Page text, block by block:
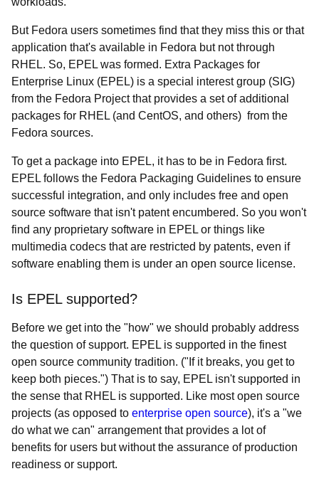
But Fedora users sometimes find that they miss this or that
application that's available in Fedora but not through
RHEL. So, EPEL was formed. Extra Packages for
Enterprise Linux (EPEL) is a special interest group (SIG)
from the Fedora Project that provides a set of additional
packages for RHEL (and CentOS, and others) from the
Fedora sources.
To get a package into EPEL, it has to be in Fedora first.
EPEL follows the Fedora Packaging Guidelines to ensure
successful integration, and only includes free and open
source software that isn't patent encumbered. So you won't
find any proprietary software in EPEL or things like
multimedia codecs that are restricted by patents, even if
software enabling them is under an open source license.
Is EPEL supported?
Before we get into the "how" we should probably address
the question of support. EPEL is supported in the finest
open source community tradition. ("If it breaks, you get to
keep both pieces.") That is to say, EPEL isn't supported in
the sense that RHEL is supported. Like most open source
projects (as opposed to enterprise open source), it's a "we
do what we can" arrangement that provides a lot of
benefits for users but without the assurance of production
readiness or support.